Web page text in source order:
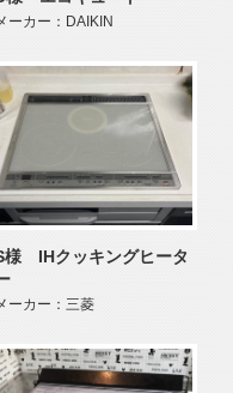
ーカー：DAIKIN
様 IHクッキングヒータ
ーカー：三菱